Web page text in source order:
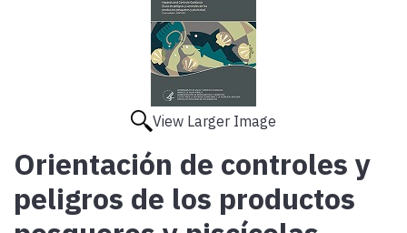
View Larger Image
Orientación de controles y
peligros de los productos